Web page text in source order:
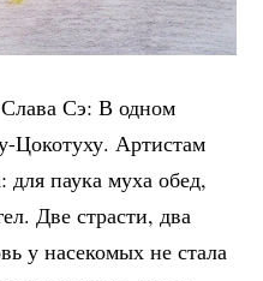
Сэ: В одном
Цокотуху. Артистам
для паука муха обед,
Две страсти, два
у насекомых не стала